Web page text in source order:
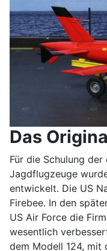
Das
Für die Schulung
Jagdflugzeuge
entwickelt. Die US
Firebee. In den
US Air Force die
wesentlich
dem Modell 124, mit